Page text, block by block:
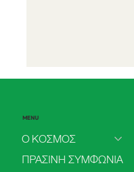
MENU
Ο ΚΟΣΜΟΣ
ΠΡΑΣΙΝΗ ΣΥΜΦΩΝΙΑ